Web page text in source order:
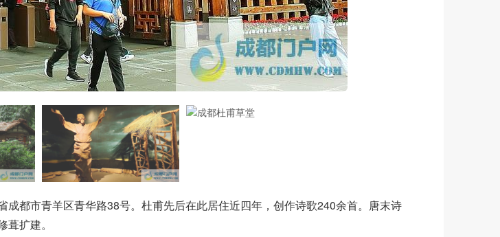
都市青羊区青华路38号。杜甫先后在此居住近四年，创作诗歌240余首。唐末诗
葺扩建。